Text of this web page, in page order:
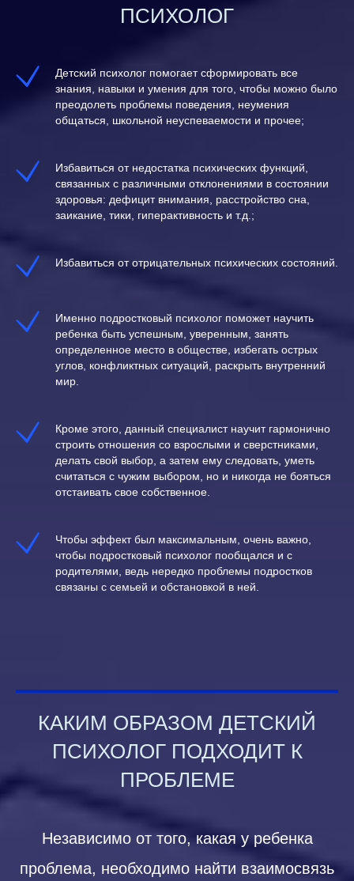
ПСИХОЛОГ
Детский психолог помогает сформировать все
знания, навыки и умения для того, чтобы можно было
преодолеть проблемы поведения, неумения
общаться, школьной неуспеваемости и прочее;
Избавиться от недостатка психических функций,
связанных с различными отклонениями в состоянии
здоровья: дефицит внимания, расстройство сна,
заикание, тики, гиперактивность и т.д.;
Избавиться от отрицательных психических состояний.
Именно подростковый психолог поможет научить
ребенка быть успешным, уверенным, занять
определенное место в обществе, избегать острых
углов, конфликтных ситуаций, раскрыть внутренний
мир.
Кроме этого, данный специалист научит гармонично
строить отношения со взрослыми и сверстниками,
делать свой выбор, а затем ему следовать, уметь
считаться с чужим выбором, но и никогда не бояться
отстаивать свое собственное.
Чтобы эффект был максимальным, очень важно,
чтобы подростковый психолог пообщался и с
родителями, ведь нередко проблемы подростков
связаны с семьей и обстановкой в ней.
КАКИМ ОБРАЗОМ ДЕТСКИЙ
ПСИХОЛОГ ПОДХОДИТ К
ПРОБЛЕМЕ
Независимо от того, какая у ребенка
проблема, необходимо найти взаимосвязь